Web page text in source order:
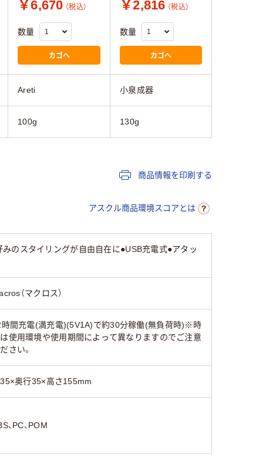
￥6,670 （税込）
数量
カゴへ
￥2,816 （税込）
数量
カゴへ
Areti 小泉成器
100g 130g
商品情報を印刷する
アスクル商品環境スコアとは
のスタイリングが自由自在に●USB充電式●アタッ
（マクロス）
時間充電(満充電)(5V1A)で約30分稼働(無負荷時)※時
使用環境や使用期間によって異なりますのでご注意
さい。
奥行35×高さ155mm
、PC、POM